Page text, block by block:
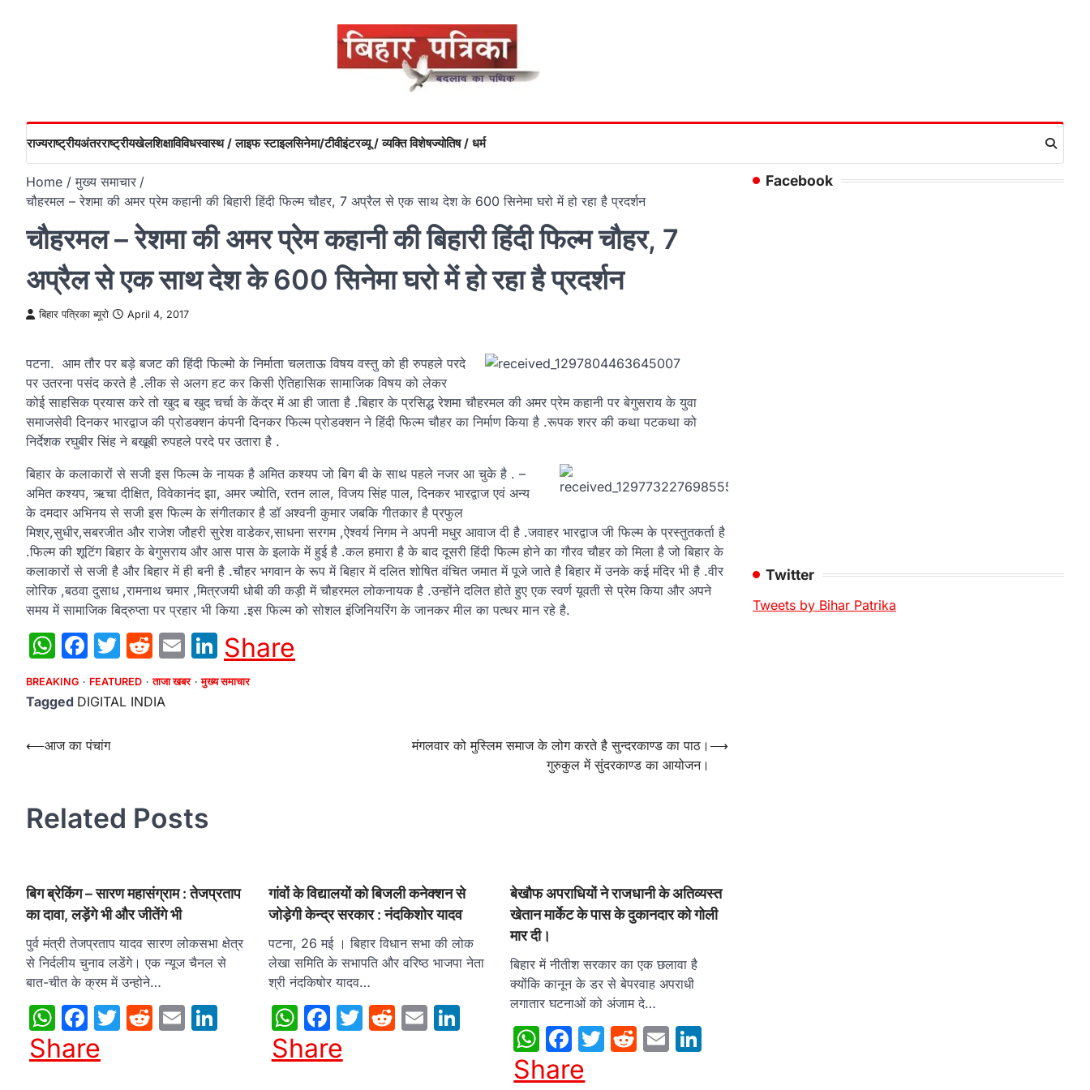
राज्यराष्ट्रीयअंतरराष्ट्रीयखेलशिक्षाविविधस्वास्थ / लाइफ स्टाइलसिनेमा/टीवीइंटरव्यू / व्यक्ति विशेषज्योतिष / धर्म
Home
मुख्य समाचार
चौहरमल – रेशमा की अमर प्रेम कहानी की बिहारी हिंदी फिल्म चौहर, 7 अप्रैल से एक साथ देश के 600 सिनेमा घरो में हो रहा है प्रदर्शन
चौहरमल – रेशमा की अमर प्रेम कहानी की बिहारी हिंदी फिल्म चौहर, 7
अप्रैल से एक साथ देश के 600 सिनेमा घरो में हो रहा है प्रदर्शन
बिहार पत्रिका ब्यूरो April 4, 2017
पटना. आम तौर पर बड़े बजट की हिंदी फिल्मो के निर्माता चलताऊ विषय वस्तु को ही रुपहले परदे
पर उतरना पसंद करते है .लीक से अलग हट कर किसी ऐतिहासिक सामाजिक विषय को लेकर
कोई साहसिक प्रयास करे तो खुद ब खुद चर्चा के केंद्र में आ ही जाता है .बिहार के प्रसिद्ध रेशमा चौहरमल की अमर प्रेम कहानी पर बेगुसराय के युवा
समाजसेवी दिनकर भारद्वाज की प्रोडक्शन कंपनी दिनकर फिल्म प्रोडक्शन ने हिंदी फिल्म चौहर का निर्माण किया है .रूपक शरर की कथा पटकथा को
निर्देशक रघुबीर सिंह ने बखूबी रुपहले परदे पर उतारा है .
बिहार के कलाकारों से सजी इस फिल्म के नायक है अमित कश्यप जो बिग बी के साथ पहले नजर आ चुके है . –
अमित कश्यप, ऋचा दीक्षित, विवेकानंद झा, अमर ज्योति, रतन लाल, विजय सिंह पाल, दिनकर भारद्वाज एवं अन्य
के दमदार अभिनय से सजी इस फिल्म के संगीतकार है डॉ अश्वनी कुमार जबकि गीतकार है प्रफुल
मिश्र,सुधीर,सबरजीत और राजेश जौहरी सुरेश वाडेकर,साधना सरगम ,ऐश्वर्य निगम ने अपनी मधुर आवाज दी है .जवाहर भारद्वाज जी फिल्म के प्रस्तुतकर्ता है
.फिल्म की शूटिंग बिहार के बेगुसराय और आस पास के इलाके में हुई है .कल हमारा है के बाद दूसरी हिंदी फिल्म होने का गौरव चौहर को मिला है जो बिहार के
कलाकारों से सजी है और बिहार में ही बनी है .चौहर भगवान के रूप में बिहार में दलित शोषित वंचित जमात में पूजे जाते है बिहार में उनके कई मंदिर भी है .वीर
लोरिक ,बठवा दुसाध ,रामनाथ चमार ,मित्रजयी धोबी की कड़ी में चौहरमल लोकनायक है .उन्होंने दलित होते हुए एक स्वर्ण यूवती से प्रेम किया और अपने
समय में सामाजिक बिद्रुप्ता पर प्रहार भी किया .इस फिल्म को सोशल इंजिनियरिंग के जानकर मील का पत्थर मान रहे है.
WhatsApp
Facebook
Twitter
Reddit
EmailLinkedIn
Share
BREAKING FEATURED ताजा खबर मुख्य समाचार
Tagged DIGITAL INDIA
Post
⟵आज का पंचांग
मंगलवार को मुस्लिम समाज के लोग करते है सुन्दरकाण्ड का पाठ।
गुरुकुल में सुंदरकाण्ड का आयोजन।
⟶
Related Posts
बिग ब्रेकिंग – सारण महासंग्राम : तेजप्रताप
का दावा, लड़ेंगे भी और जीतेंगे भी
पुर्व मंत्री तेजप्रताप यादव सारण लोकसभा क्षेत्र
से निर्दलीय चुनाव लडेंगे। एक न्यूज चैनल से
बात-चीत के क्रम में उन्होने…
WhatsApp
Facebook
Twitter
Reddit
EmailLinkedIn
Share
गांवों के विद्यालयों को बिजली कनेक्शन से
जोड़ेगी केन्द्र सरकार : नंदकिशोर यादव
पटना, 26 मई । बिहार विधान सभा की लोक
लेखा समिति के सभापति और वरिष्ठ भाजपा नेता
श्री नंदकिषोर यादव…
WhatsApp
Facebook
Twitter
Reddit
EmailLinkedIn
Share
बेखौफ अपराधियों ने राजधानी के अतिव्यस्त
खेतान मार्केट के पास के दुकानदार को गोली
मार दी।
बिहार में नीतीश सरकार का एक छलावा है
क्योंकि कानून के डर से बेपरवाह अपराधी
लगातार घटनाओं को अंजाम दे…
WhatsApp
Facebook
Twitter
Reddit
Email
Share
Facebook
Twitter
Tweets by Bihar Patrika